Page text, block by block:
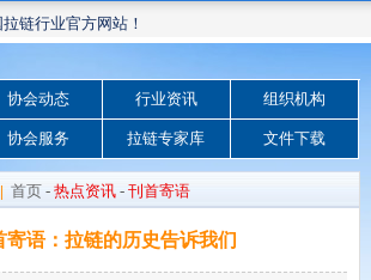
链行业官方网站！
协会动态 行业资讯 组织机构
协会服务 拉链专家库 文件下载
首页- 热点资讯- 刊首寄语
寄语：拉链的历史告诉我们